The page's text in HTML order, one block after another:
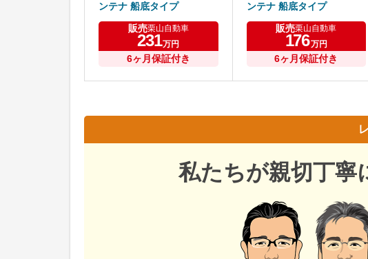
ンテナ 船底タイプ
販売栗山自動車
231万円
6ヶ月保証付き
ンテナ 船底タイプ
販売栗山自動車
176万円
6ヶ月保証付き
私たちが親切丁寧